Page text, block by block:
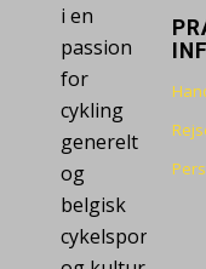
i en
passion
for
cykling
generelt
og
belgisk
cykelsport